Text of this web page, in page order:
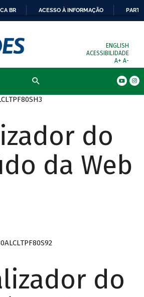
BR ACESSO À INFORMAÇÃO
ENGLISH
ACESSIBILIDADE
A+ A-
do
da Web
do